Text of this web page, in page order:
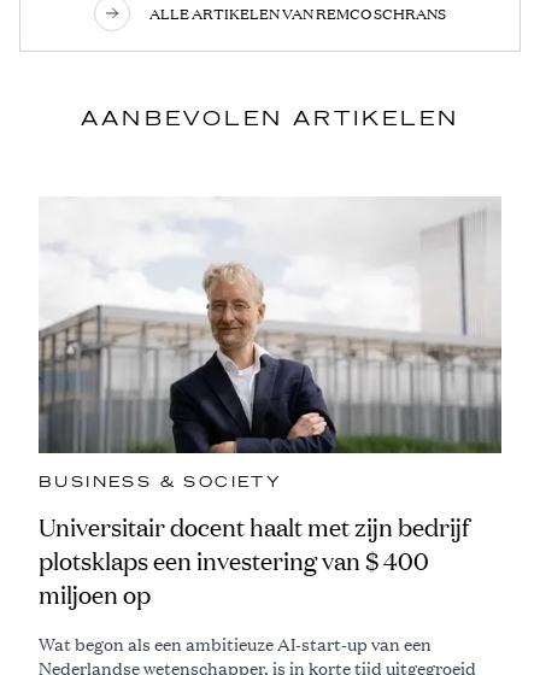
ALLE ARTIKELEN VAN REMCO SCHRANS
AANBEVOLEN ARTIKELEN
BUSINESS & SOCIETY
Universitair docent haalt met zijn bedrijf
plotsklaps een investering van $ 400
miljoen op
Wat begon als een ambitieuze AI-start-up van een
Nederlandse wetenschapper, is in korte tijd uitgegroeid